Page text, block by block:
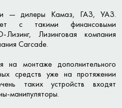
— дилеры Камаз, ГАЗ, УАЗ.
с такими финансовыми
Лизинговая компания
Carcade.
на монтаже дополнительного
средств уже на протяжении
таких устройств входят
манипуляторы.